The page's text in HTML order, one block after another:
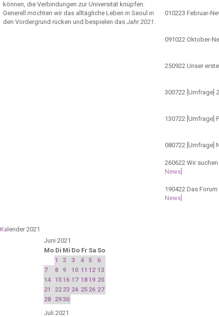
können, die Verbindungen zur Universität knüpfen.
Generell möchten wir das alltägliche Leben in Seoul in
den Vordergrund rücken und bespielen das Jahr 2021.
010223 Februar-
091022 Oktober-
250922 Unser
300722 [Umfrage]
130722 [Umfrage]
080722 [Umfrage]
260622 Wir
News]
190422 Das
News]
Ka lender 2021
Juni 2021
Mo Di Mi Do Fr Sa So
1
2 3 4 5
6
7
8 9 10 11 12 13
14 15 16 17 18 19 20
21
22 23 24 25 26 27
28 2930
Juli 2021